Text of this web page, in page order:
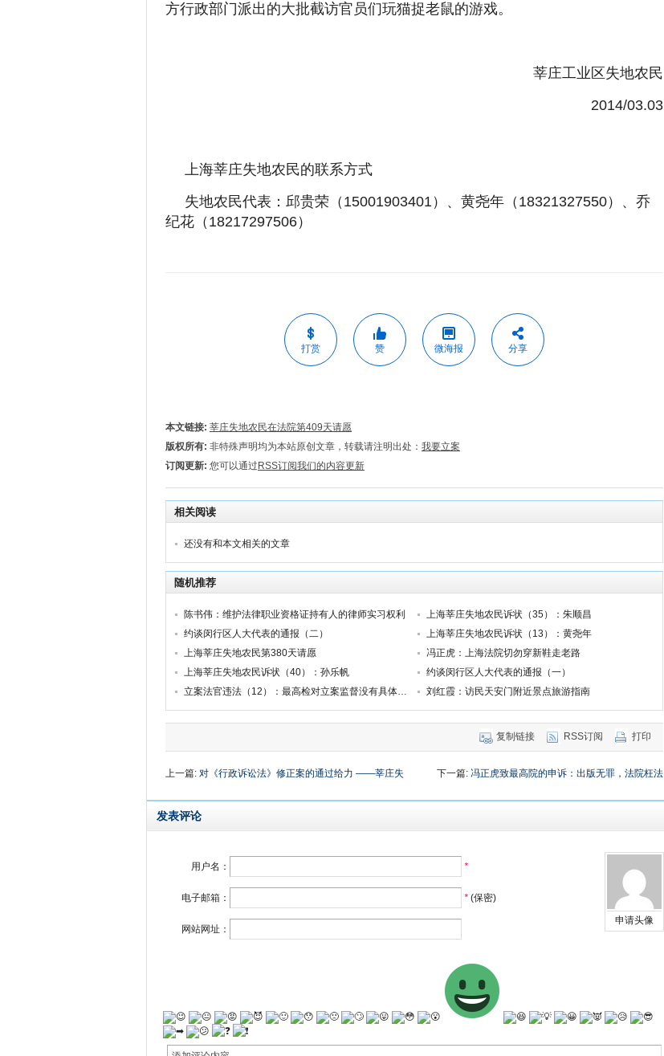
方行政部门派出的大批截访官员们玩猫捉老鼠的游戏。
莘庄工业区失地农民
2014/03.03
上海莘庄失地农民的联系方式
失地农民代表：邱贵荣（15001903401）、黄尧年（18321327550）、乔
纪花（18217297506）
打赏 赞 微海报 分享
本文链接: 莘庄失地农民在法院第409天请愿
版权所有: 非特殊声明均为本站原创文章，转载请注明出处： 我要立案
订阅更新: 您可以通过 RSS订阅我们的内容更新
相关阅读
还没有和本文相关的文章
随机推荐
陈书伟：维护法律职业资格证持有人的律师实习权利
上海莘庄失地农民诉状（35）：朱顺昌
约谈闵行区人大代表的通报（二）
上海莘庄失地农民诉状（13）：黄尧年
上海莘庄失地农民第380天请愿
冯正虎：上海法院切勿穿新鞋走老路
上海莘庄失地农民诉状（40）：孙乐帆
约谈闵行区人大代表的通报（一）
立案法官违法（12）：最高检对立案监督没有具体规定
刘红霞：访民天安门附近景点旅游指南
打印
RSS订阅
复制链接
上一篇: 对《行政诉讼法》修正案的通过给力 ——莘庄失
下一篇: 冯正虎致最高院的申诉：出版无罪，法院枉法
发表评论
用户名： *
电子邮箱： *(保密)
网站网址：
申请头像